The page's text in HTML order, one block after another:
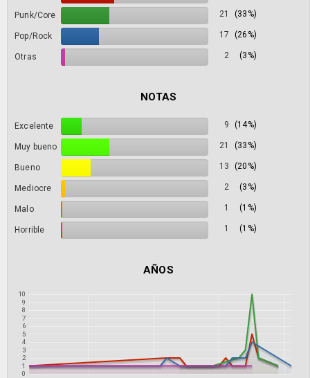
Punk/Core 21 (33%)
Pop/Rock 17 (26%)
Otras 2 (3%)
NOTAS
Excelente 9 (14%)
Muy bueno 21 (33%)
Bueno 13 (20%)
Mediocre 2 (3%)
Malo 1 (1%)
Horrible 1 (1%)
AÑOS
0
1
2
3
4
5
6
7
8
9
10